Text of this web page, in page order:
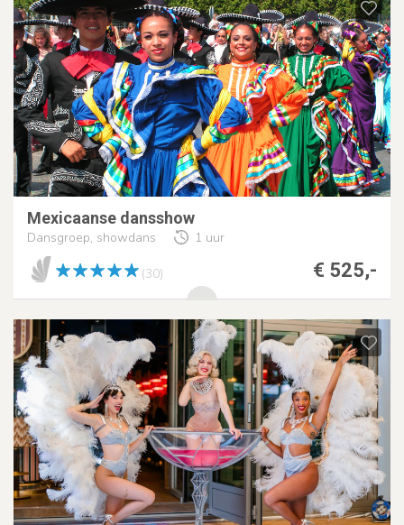
Mexicaanse dansshow
Dansgroep, showdans 1 uur
€ 525,-
(30)